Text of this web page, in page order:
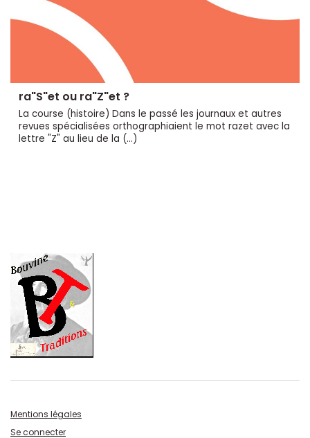
ra"S"et ou ra"Z"et ?
La course (histoire) Dans le passé les journaux et autres
revues spécialisées orthographiaient le mot razet avec la
lettre "Z" au lieu de la (…)
Mentions légales
Se connecter